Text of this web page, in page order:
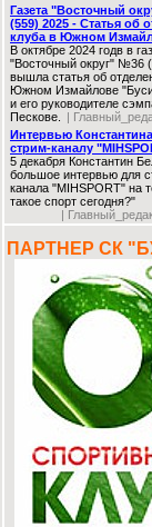
Газета "Восточный
(559) 2025 - Статья об
клуба в Южном
В октябре 2024 годв в
"Восточный округ" №36
вышла статья об
Южном Измайлове
и его руководителе
Пескове.
|
Интервью
стрим-каналу
5 декабря Константин
большое интервью для
канала "MIHSPORT" на
такое спорт сегодня?"
|
ПАРТНЕР СК